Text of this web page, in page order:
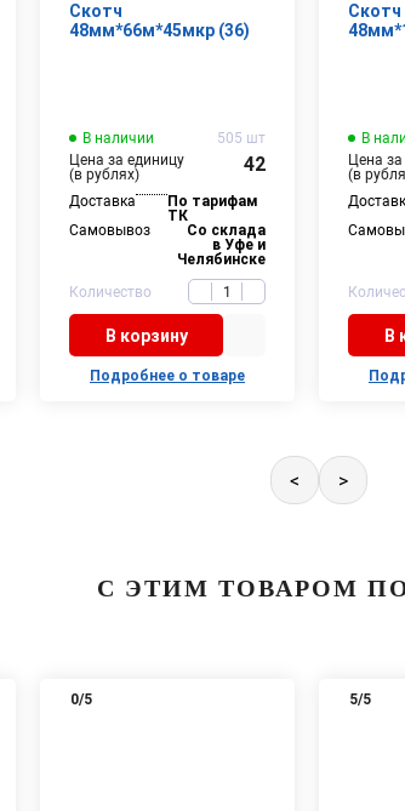
Скотч
48мм*66м*45мкр (36)
В наличии
505 шт
Цена за единицу
(в рублях)
42
Доставка
По тарифам
ТК
Самовывоз
Со склада
в Уфе и
Челябинске
Количество
В корзину
Подробнее о товаре
Скотч
В
Цена
(в
В
< >
С ЭТИМ ТОВАРОМ
0/5 5/5